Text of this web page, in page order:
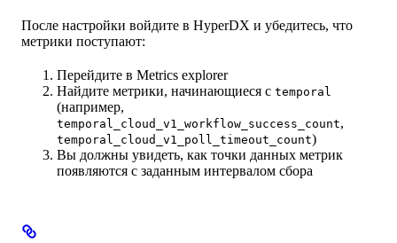
После настройки войдите в HyperDX и убедитесь, что
метрики поступают:
Перейдите в Metrics explorer
Найдите метрики, начинающиеся с temporal
(например,
temporal_cloud_v1_workflow_success_count,
temporal_cloud_v1_poll_timeout_count)
Вы должны увидеть, как точки данных метрик
появляются с заданным интервалом сбора